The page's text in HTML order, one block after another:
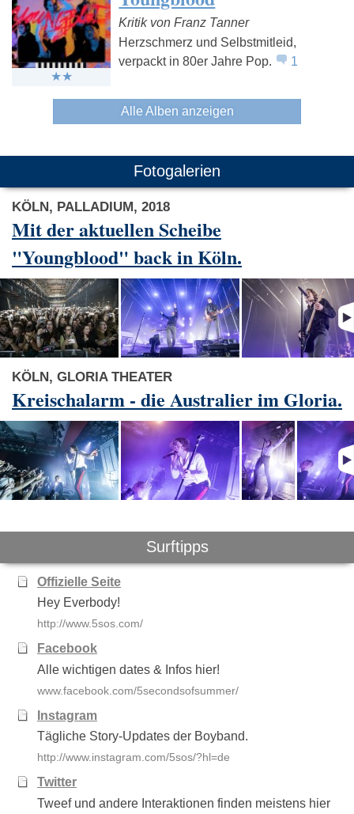
Kritik von Franz Tanner
Herzschmerz und Selbstmitleid,
verpackt in 80er Jahre Pop.
1
Alle Alben anzeigen
Fotogalerien
KÖLN, PALLADIUM, 2018
Mit der aktuellen Scheibe
"Youngblood" back in Köln.
KÖLN, GLORIA THEATER
Kreischalarm - die Australier im Gloria.
Surftipps
Offizielle Seite
Hey Everbody!
http://www.5sos.com/
Facebook
Alle wichtigen dates & Infos hier!
www.facebook.com/5secondsofsummer/
Instagram
Tägliche Story-Updates der Boyband.
http://www.instagram.com/5sos/?hl=de
Twitter
Tweef und andere Interaktionen finden meistens hier